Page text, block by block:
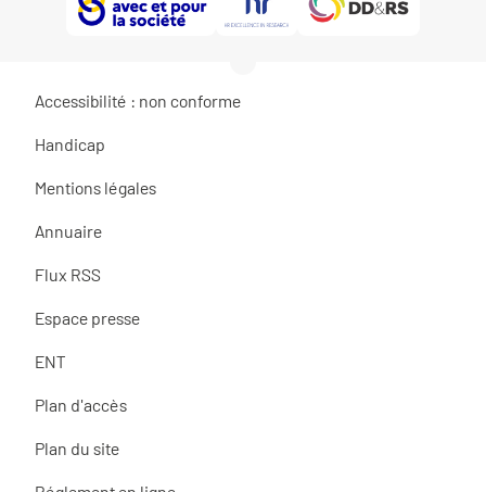
Accessibilité : non conforme
Handicap
Mentions légales
Annuaire
Flux RSS
Espace presse
ENT
Plan d'accès
Plan du site